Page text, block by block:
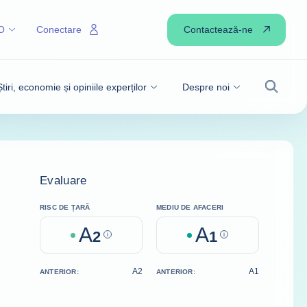
economie și opiniile experților Despre noi
Căutare
Conectare Contactează-ne
Evaluare
RISC DE ȚARĂ
A2 Help
MEDIU DE AFACERI
A1 Help
ANTERIOR: A2 ANTERIOR: A1